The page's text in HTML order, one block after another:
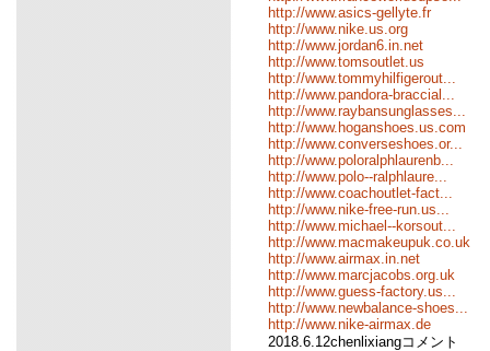
http://www.asics-gellyte.fr
http://www.nike.us.org
http://www.jordan6.in.net
http://www.tomsoutlet.us
http://www.tommyhilfigerout...
http://www.pandora-braccial...
http://www.raybansunglasses...
http://www.hoganshoes.us.com
http://www.converseshoes.or...
http://www.poloralphlaurenb...
http://www.polo--ralphlaure...
http://www.coachoutlet-fact...
http://www.nike-free-run.us...
http://www.michael--korsout...
http://www.macmakeupuk.co.uk
http://www.airmax.in.net
http://www.marcjacobs.org.uk
http://www.guess-factory.us...
http://www.newbalance-shoes...
http://www.nike-airmax.de
2018.6.12chenlixiangコメント